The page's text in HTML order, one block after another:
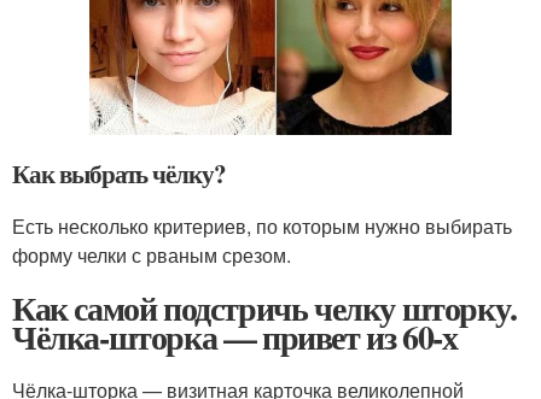
Как выбрать чёлку?
Есть несколько критериев, по которым нужно выбирать
форму челки с рваным срезом.
Как самой подстричь челку шторку.
Чёлка-шторка — привет из 60-х
Чёлка-шторка — визитная карточка великолепной